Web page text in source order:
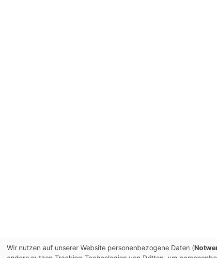
Wir nutzen auf unserer Website personenbezogene Daten (